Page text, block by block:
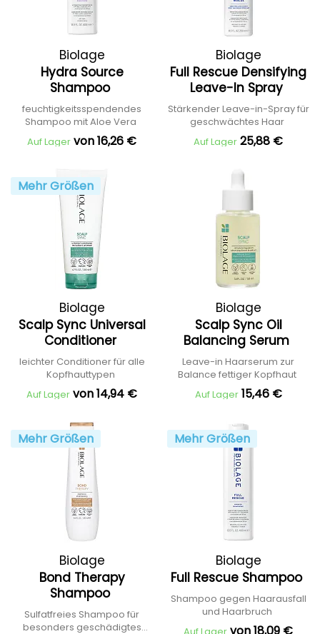
Biolage
Hydra Source
Shampoo
feuchtigkeitsspendendes
Shampoo mit Aloe Vera
Auf Lager von 16,26 €
Biolage
Full Rescue Densifying
Leave-In Spray
Stärkender Leave-in-Spray für
geschwächtes Haar
Auf Lager 25,88 €
Mehr Größen
Biolage
Scalp Sync Universal
Conditioner
leichter Conditioner für alle
Kopfhauttypen
Auf Lager von 14,94 €
Biolage
Scalp Sync Oil
Balancing Serum
Leave-in Haarserum zur
Balance fettiger Kopfhaut
Auf Lager 15,46 €
Mehr Größen
Biolage
Bond Therapy
Shampoo
Sulfatfreies Shampoo für
besonders geschädigtes
Mehr Größen
Biolage
Full Rescue Shampoo
Shampoo gegen Haarausfall
und Haarbruch